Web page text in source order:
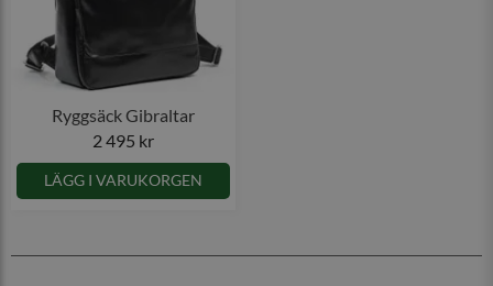
Ryggsäck Gibraltar
2 495 kr
LÄGG I VARUKORGEN